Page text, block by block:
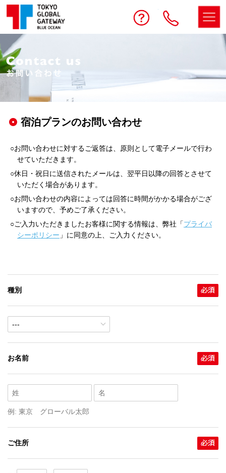
お問い合わせ電話
宿泊プランのお問い合わせ
○お問い合わせに対するご返答は、原則として電子メールで行わ
せていただきます。
○休日・祝日に送信されたメールは、翌平日以降の回答とさせて
いただく場合があります。
○お問い合わせの内容によっては回答に時間がかかる場合がござ
いますので、予めご了承ください。
○ご入力いただきましたお客様に関する情報は、弊社「 プライバ
シーポリシー 」に同意の上、ご入力ください。
種別
お名前
例: 東京 グローバル太郎
ご住所